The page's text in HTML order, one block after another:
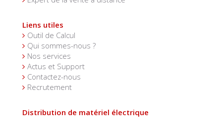
Liens utiles
Outil de Calcul
Qui sommes-nous ?
Nos services
Actus et Support
Contactez-nous
Recrutement
Distribution de matériel électrique